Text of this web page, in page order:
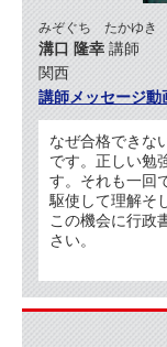
みぞぐち たかゆき
溝口 隆幸 講師
関西
講師メッセージ動
なぜ合格できな
です。正しい勉
す。それも一回
駆使して理解そ
この機会に行政
さい。